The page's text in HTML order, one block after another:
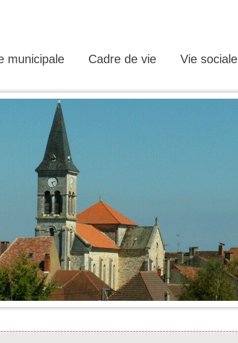
municipale Cadre de vie Vie sociale